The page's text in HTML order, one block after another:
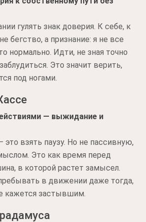
гулять знак доверия. К себе, к
бегство, а признание: я не все
нормально. Идти, не зная точно
Это значит верить,
под ногами.
— выжидание и
это взять паузу. Но не пассивную,
Это как время перед
в которой растет замысел.
в движении даже тогда,
кажется застывшим.